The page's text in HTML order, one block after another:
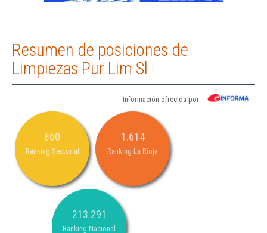
Resumen de posiciones de
Limpiezas Pur Lim Sl
Información ofrecida por
860
Ranking Sectorial
1.614
Ranking La Rioja
213.291
Ranking Nacional